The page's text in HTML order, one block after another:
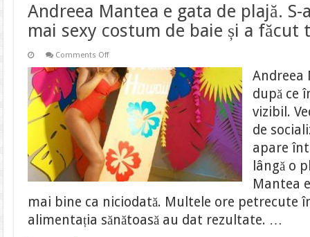
Andreea Mantea e gata de plajă.
mai sexy costum de baie și a
Comments Offon
Mantea
e
gata
de
plajă.
S-
a
îmbrăcat
cel
mai
sexy
costum
baie
și
a
făcut
Andreea
după ce
vizibil.
de
apare
lângă o
Mantea
mai bine ca niciodată. Multele ore petrecute
alimentația sănătoasă au dat rezultate. …